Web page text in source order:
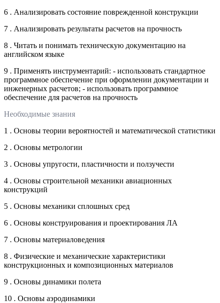
6 . Анализировать состояние поврежденной конструкции
7 . Анализировать результаты расчетов на прочность
8 . Читать и понимать техническую документацию на
английском языке
9 . Применять инструментарий: - использовать стандартное
программное обеспечение при оформлении документации и
инженерных расчетов; - использовать программное
обеспечение для расчетов на прочность
Необходимые знания
1 . Основы теории вероятностей и математической статистики
2 . Основы метрологии
3 . Основы упругости, пластичности и ползучести
4 . Основы строительной механики авиационных
конструкций
5 . Основы механики сплошных сред
6 . Основы конструирования и проектирования ЛА
7 . Основы материаловедения
8 . Физические и механические характеристики
конструкционных и композиционных материалов
9 . Основы динамики полета
10 . Основы аэродинамики